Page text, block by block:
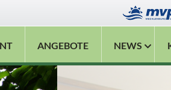
ANGEBOTE NEWS